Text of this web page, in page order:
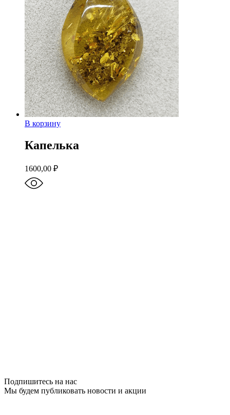
В корзину
Капелька
1600,00 ₽
Подпишитесь на нас
Мы будем публиковать новости и акции